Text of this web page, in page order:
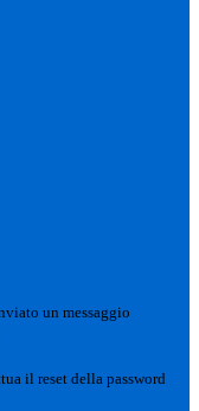
un messaggio
il reset della password